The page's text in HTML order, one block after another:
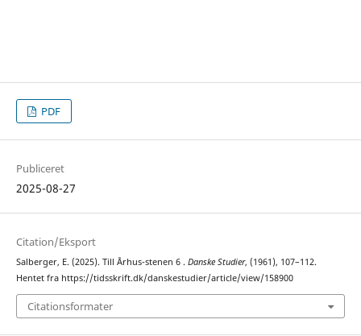
PDF
Publiceret
2025-08-27
Citation/Eksport
Salberger, E. (2025). Till Århus-stenen 6 . Danske Studier, (1961), 107–112.
Hentet fra https://tidsskrift.dk/danskestudier/article/view/158900
Citationsformater